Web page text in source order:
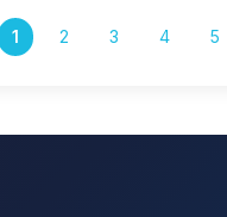
1 2 3 4 5